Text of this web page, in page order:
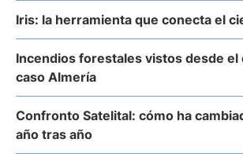
Iris: la herramienta que conecta el
Incendios forestales vistos desde el
caso Almería
Confronto Satelital: cómo ha
año tras año